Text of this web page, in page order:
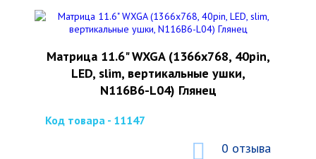
Матрица 11.6" WXGA (1366x768, 40pin,
LED, slim, вертикальные ушки,
N116B6-L04) Глянец
Код товара - 11147
0 отзыва